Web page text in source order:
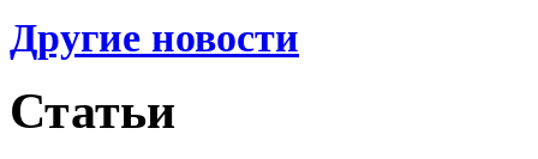
Другие новости
Статьи